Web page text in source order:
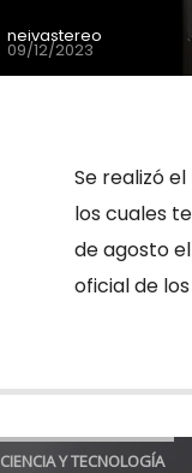
neivastereo
09/12/2023
Se realizó
los cuales
de agosto
oficial de
CIENCIA Y TECNOLOGÍA